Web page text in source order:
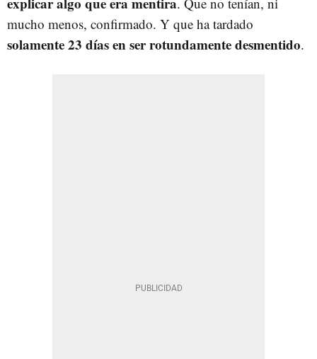
mucho menos, confirmado. Y que ha tardado
solamente 23 días en ser rotundamente desmentido.